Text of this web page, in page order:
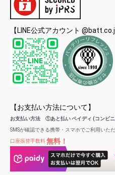
【LINE公式アカウント
【お支払い方法について】
お支払い方法 ①あと払い ペイディ (コンビ
SMSが確認できる携帯・スマホでご利用いた
口座振替手数料無料！